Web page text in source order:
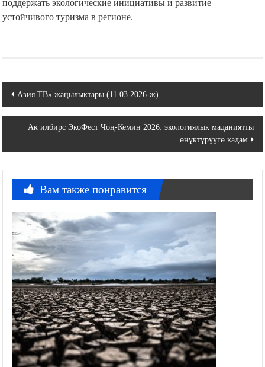
поддержать экологические инициативы и развитие
устойчивого туризма в регионе.
Навигация
по
записям
Азия ТВ» жаңылыктары (11.03.2026-ж)
Ак илбирс ЭкоФест Чоң-Кемин 2026: экологиялык маданиятты
өнүктүрүүгө кадам
Вам также понравится